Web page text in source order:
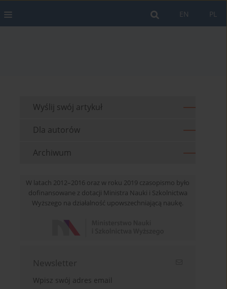
PL
EN
Wyślij swój artykuł
Dla autorów
Archiwum
W latach 2012–2016 oraz w roku 2019 czasopismo było
dofinansowane z dotacji Ministra Nauki i Szkolnictwa
Wyższego na działalność upowszechniającą naukę.
Newsletter
Wpisz swój adres email